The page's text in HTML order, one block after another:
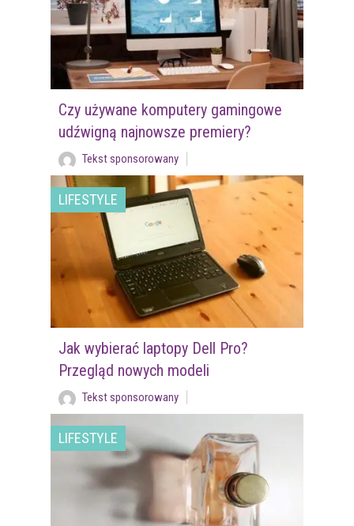
Czy używane komputery gamingowe
udźwigną najnowsze premiery?
Tekst sponsorowany
LIFESTYLE
Jak wybierać laptopy Dell Pro?
Przegląd nowych modeli
Tekst sponsorowany
LIFESTYLE